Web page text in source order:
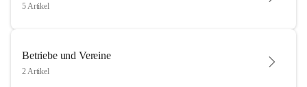
5 Artikel
Betriebe und Vereine
2 Artikel